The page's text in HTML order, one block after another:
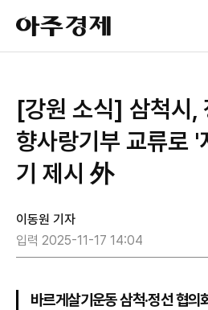
아
주
경
[강원 소식] 삼척시,
향사랑기부 교류로 '
기 제시 外
이동원 기자
입력 2025-11-17 14:04
바르게살기운동 삼척·정선 협